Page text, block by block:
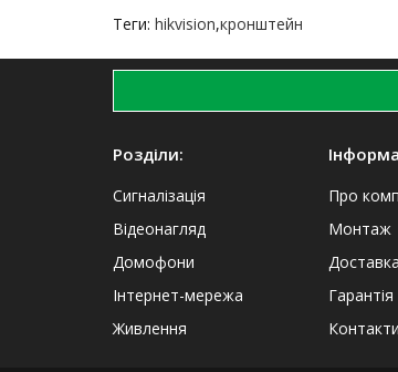
Теги: hikvision,кронштейн
Розділи:
Сигналізація
Відеонагляд
Домофони
Інтернет-мережа
Живлення
Про
Монтаж
Гарантія
Контакти